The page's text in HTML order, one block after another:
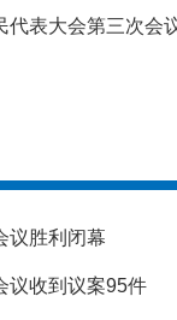
代表大会第三次会
议胜利闭幕
议收到议案95件